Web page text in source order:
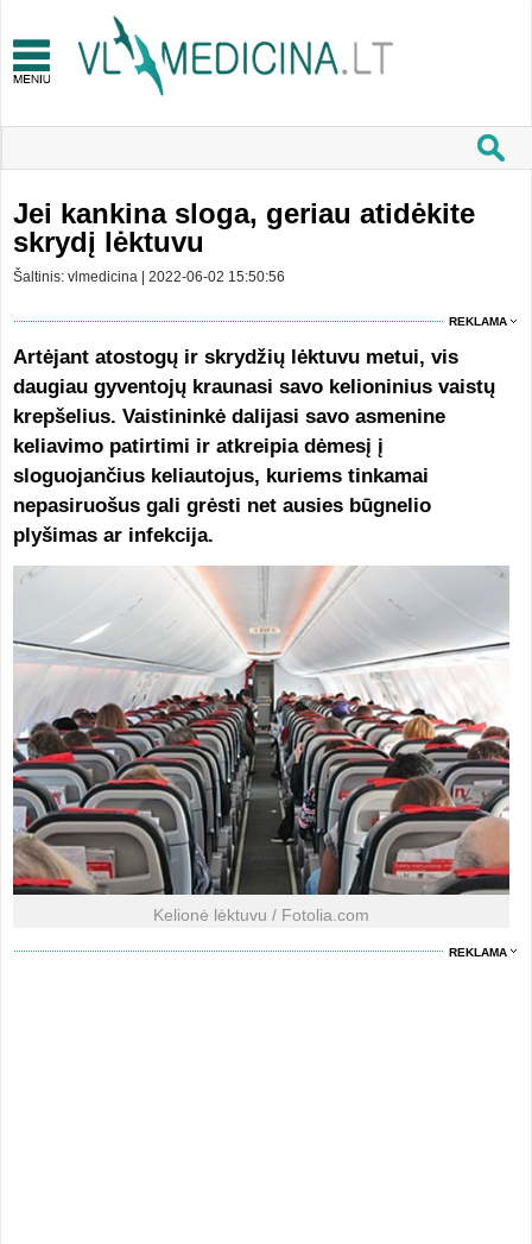
Jei kankina sloga, geriau atidėkite
skrydį lėktuvu
Šaltinis: vlmedicina | 2022-06-02 15:50:56
REKLAMA
Artėjant atostogų ir skrydžių lėktuvu metui, vis
daugiau gyventojų kraunasi savo kelioninius vaistų
krepšelius. Vaistininkė dalijasi savo asmenine
keliavimo patirtimi ir atkreipia dėmesį į
sloguojančius keliautojus, kuriems tinkamai
nepasiruošus gali grėsti net ausies būgnelio
plyšimas ar infekcija.
Kelionė lėktuvu / Fotolia.com
REKLAMA